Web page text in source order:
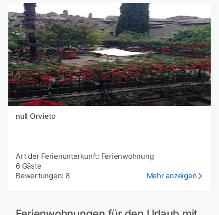
null Orvieto
Art der Ferienunterkunft: Ferienwohnung
6 Gäste
Bewertungen: 8
Mehr anzeigen